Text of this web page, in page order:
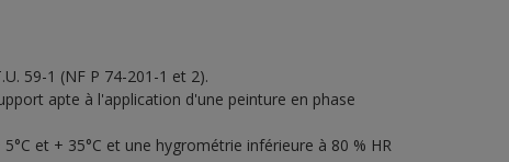
59-1 (NF P 74-201-1 et 2).
apte à l'application d'une peinture en phase
et + 35°C et une hygrométrie inférieure à 80 % HR